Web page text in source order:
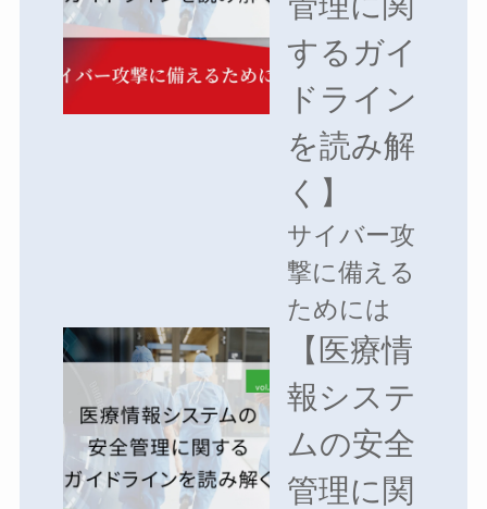
するガイ
ドライン
を読み解
く】
サイバー攻
撃に備える
ためには
【医療情
報システ
ムの安全
管理に関